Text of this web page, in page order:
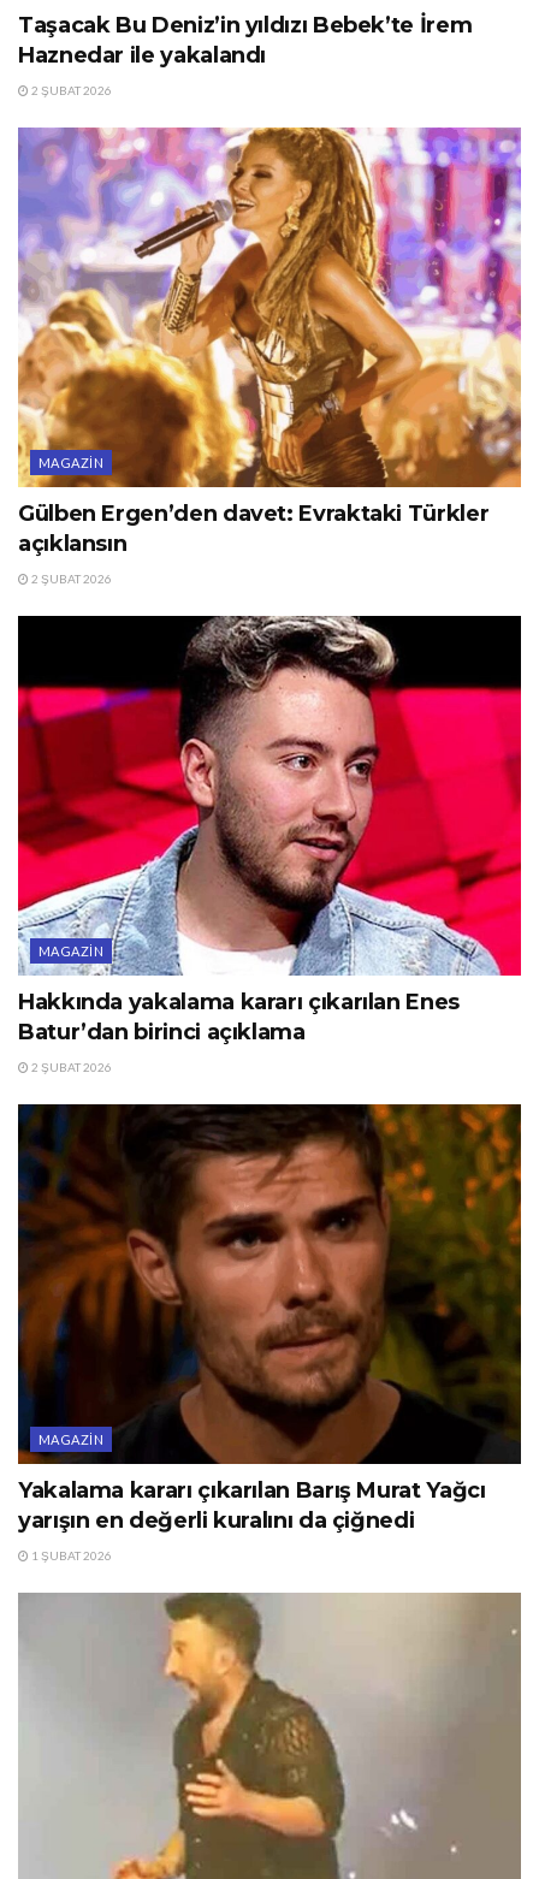
Taşacak Bu Deniz’in yıldızı Bebek’te İrem
Haznedar ile yakalandı
2 ŞUBAT 2026
MAGAZIN
Gülben Ergen’den davet: Evraktaki Türkler
açıklansın
2 ŞUBAT 2026
MAGAZIN
Hakkında yakalama kararı çıkarılan Enes
Batur’dan birinci açıklama
2 ŞUBAT 2026
MAGAZIN
Yakalama kararı çıkarılan Barış Murat Yağcı
yarışın en değerli kuralını da çiğnedi
1 ŞUBAT 2026